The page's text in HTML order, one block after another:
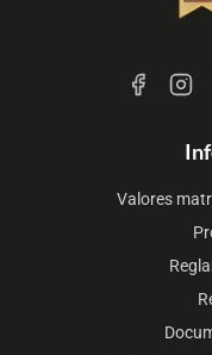
Sociales
Valores